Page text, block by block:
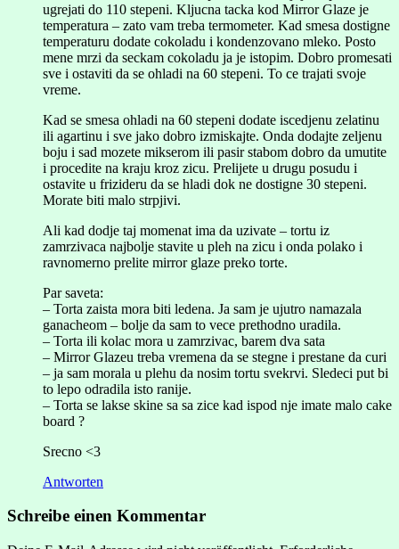
ugrejati do 110 stepeni. Kljucna tacka kod Mirror Glaze je
temperatura – zato vam treba termometer. Kad smesa dostigne
temperaturu dodate cokoladu i kondenzovano mleko. Posto
mene mrzi da seckam cokoladu ja je istopim. Dobro promesati
sve i ostaviti da se ohladi na 60 stepeni. To ce trajati svoje
vreme.
Kad se smesa ohladi na 60 stepeni dodate iscedjenu zelatinu
ili agartinu i sve jako dobro izmiskajte. Onda dodajte zeljenu
boju i sad mozete mikserom ili pasir stabom dobro da umutite
i procedite na kraju kroz zicu. Prelijete u drugu posudu i
ostavite u frizideru da se hladi dok ne dostigne 30 stepeni.
Morate biti malo strpjivi.
Ali kad dodje taj momenat ima da uzivate – tortu iz
zamrzivaca najbolje stavite u pleh na zicu i onda polako i
ravnomerno prelite mirror glaze preko torte.
Par saveta:
– Torta zaista mora biti ledena. Ja sam je ujutro namazala
ganacheom – bolje da sam to vece prethodno uradila.
– Torta ili kolac mora u zamrzivac, barem dva sata
– Mirror Glazeu treba vremena da se stegne i prestane da curi
– ja sam morala u plehu da nosim tortu svekrvi. Sledeci put bi
to lepo odradila isto ranije.
– Torta se lakse skine sa sa zice kad ispod nje imate malo cake
board ?
Srecno <3
Antworten
Schreibe einen Kommentar